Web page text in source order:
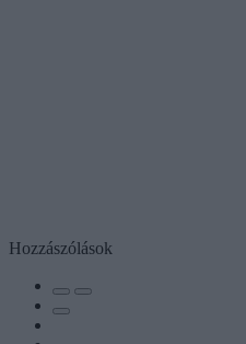
Hozzászólások